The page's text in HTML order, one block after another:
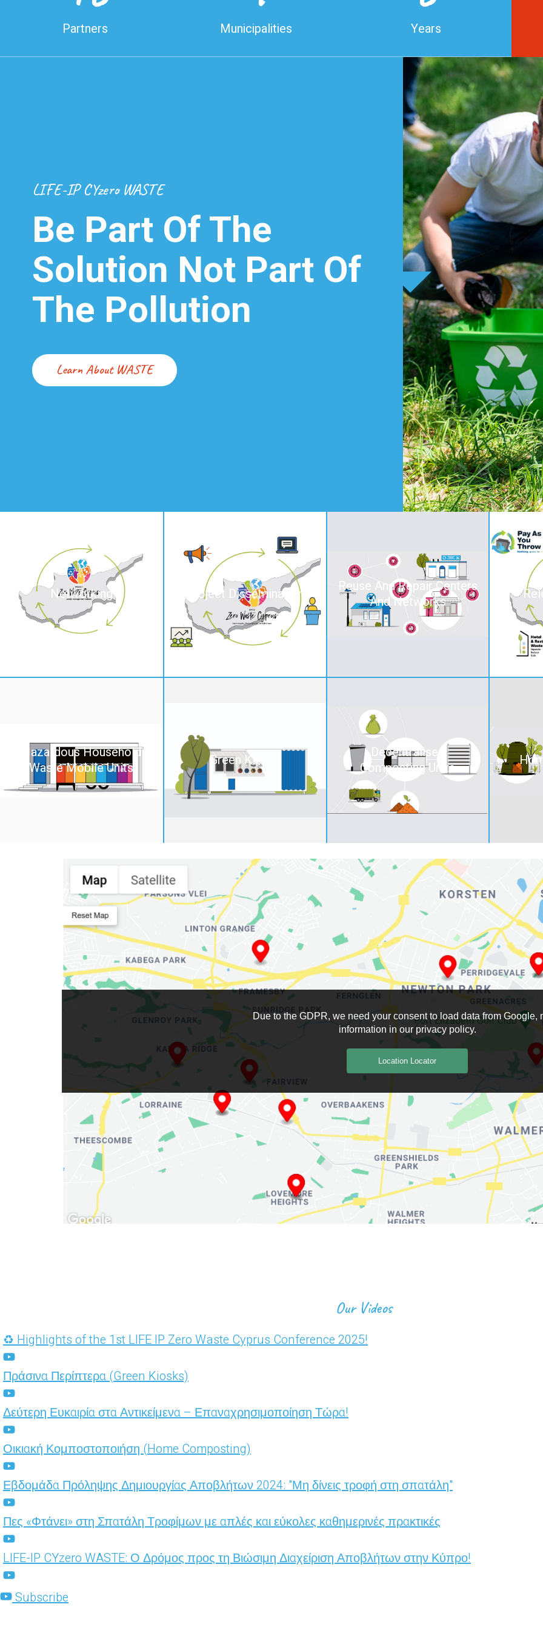
Partners Municipalities Years
LIFE-IP CYzero WASTE
Be Part Of The
Solution Not Part Of
The Pollution
Learn About WASTE
Networking Project Dissemination
Reuse And Repair Centers
And Networks
Hazardous Household
Waste Mobile Units
Green Kiosks
Decentralised
Composting Units
Due to the GDPR, we need your consent to load data from Google,
information in our privacy policy.
Location Locator
Search Location
Our Videos
♻️ Highlights of the 1st LIFE IP Zero Waste Cyprus Conference 2025!
Πράσινα Περίπτερα (Green Kiosks)
Δεύτερη Ευκαιρία στα Αντικείμενα – Επαναχρησιμοποίηση Τώρα!
Οικιακή Κομποστοποιήση (Home Composting)
Εβδομάδα Πρόληψης Δημιουργίας Αποβλήτων 2024: "Μη δίνεις τροφή στη σπατάλη"
Πες «Φτάνει» στη Σπατάλη Τροφίμων με απλές και εύκολες καθημερινές πρακτικές
LIFE-IP CYzero WASTE: Ο Δρόμος προς τη Βιώσιμη Διαχείριση Αποβλήτων στην Κύπρο!
Subscribe